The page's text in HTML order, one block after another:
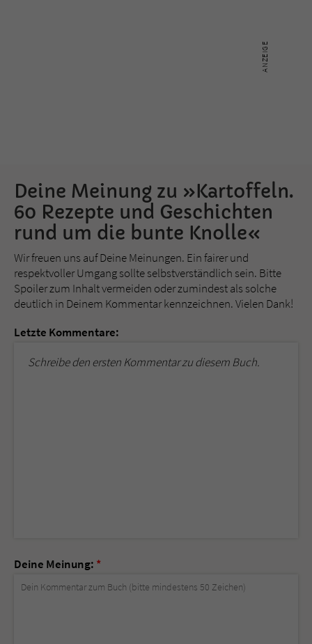
Deine Meinung zu »Kartoffeln.
60 Rezepte und Geschichten
rund um die bunte Knolle«
Wir freuen uns auf Deine Meinungen. Ein fairer und
respektvoller Umgang sollte selbstverständlich sein. Bitte
Spoiler zum Inhalt vermeiden oder zumindest als solche
deutlich in Deinem Kommentar kennzeichnen. Vielen Dank!
Letzte Kommentare:
Schreibe den ersten Kommentar zu diesem Buch.
Deine Meinung: *